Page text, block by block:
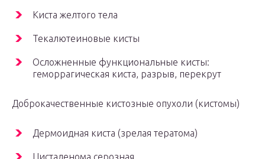
Киста желтого тела
Текалютеиновые кисты
Осложненные функциональные кисты:
геморрагическая киста, разрыв, перекрут
Доброкачественные кистозные опухоли (кистомы)
Дермоидная киста (зрелая тератома)
Цистаденома серозная